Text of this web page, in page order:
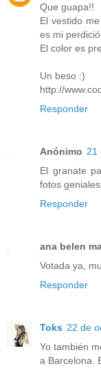
Que guapa!!
El vestido
es mi
El color es
Un beso :)
http://
Responder
Anónimo 21
El granate
fotos
Responder
ana belen
Votada ya,
Responder
Toks 22 de
Yo también
a Barcelona.